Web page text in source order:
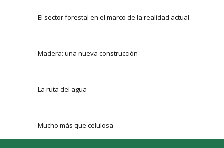
El sector forestal en el marco de la realidad actual
Madera: una nueva construcción
La ruta del agua
Mucho más que celulosa